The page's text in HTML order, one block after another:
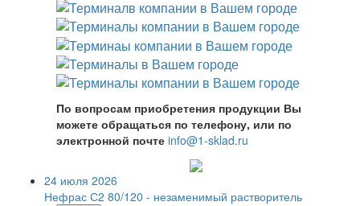
По вопросам приобретения продукции Вы
можете обращаться по телефону, или по
электронной почте info@1-sklad.ru
24 июля 2026
Нефрас С2 80/120 - незаменимый растворитель